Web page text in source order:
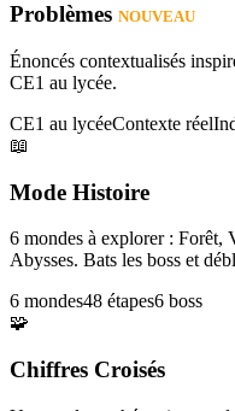
Problèmes NOUVEAU
Énoncés contextualisés
CE1 au lycée.
CE1 au lycéeContexte réel
📖
Mode Histoire
6 mondes à explorer : Forêt,
Abysses. Bats les boss et
6 mondes48 étapes6 boss
🧩
Chiffres Croisés